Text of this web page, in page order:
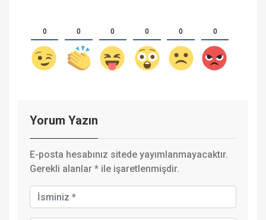
0 0 0 0 0 0
Yorum Yazın
E-posta hesabınız sitede yayımlanmayacaktır.
Gerekli alanlar * ile işaretlenmişdir.